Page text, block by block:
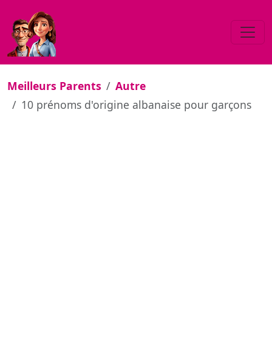
Meilleurs Parents
Autre
10 prénoms d'origine albanaise pour garçons